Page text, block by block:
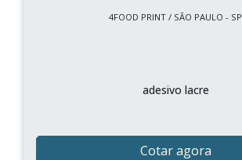
4FOOD PRINT / SÃO PAULO - SP
adesivo lacre
Cotar agora